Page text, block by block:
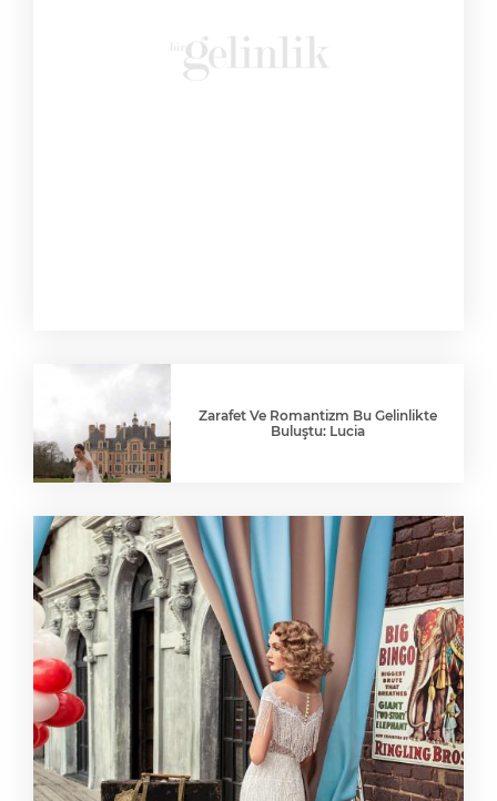
Zarafet Ve Romantizm Bu Gelinlikte
Buluştu: Lucia